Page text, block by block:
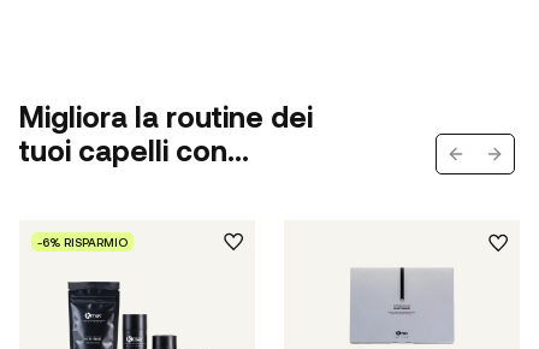
Migliora la routine dei
tuoi capelli con...
Previous
Next
-6% RISPARMIO